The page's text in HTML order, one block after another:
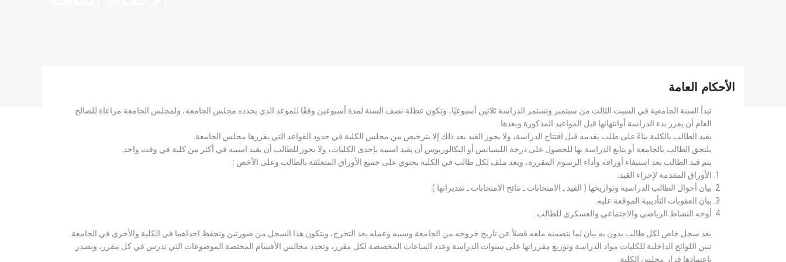
الأحكام العامة
تبدأ السنة الجامعية في السبت الثالث من سبتمبر وتستمر الدراسة ثلاثين أسبوعيًا، وتكون عطلة نصف السنة لمدة أسبوعين وفقًا للموعد الذي يحدده مجلس الجامعة، ولمجلس الجامعة مراعاة للصالح
العام أن يقرر بدء الدراسة أوانتهائها قبل المواعيد المذكورة وبعدها.
يقيد الطالب بالكلية بناءً على طلب يقدمه قبل افتتاح الدراسة، ولا يجوز القيد بعد ذلك إلا بترخيص من مجلس الكلية في حدود القواعد التي يقررها مجلس الجامعة.
يلتحق الطالب بالجامعة أو يتابع الدراسة بها للحصول على درجة الليسانس أو البكالوريوس أن يقيد اسمه بإحدى الكليات، ولا يجوز للطالب أن يقيد اسمه في أكثر من كلية في وقت واحد.
يتم قيد الطالب بعد استيفاء أوراقه وأداء الرسوم المقررة، ويعد ملف لكل طالب في الكلية يحتوي على جميع الأوراق المتعلقة بالطالب وعلى الأخص :
الأوراق المقدمة لإجراء القيد.
بيان أحوال الطالب الدراسية وتواريخها ( القيد ـ الامتحانات ـ نتائح الامتحانات ـ تقديراتها ).
بيان العقوبات التأديبية الموقعة عليه.
أوجه النشاط الرياضي والاجتماعي والعسكري للطالب.
يعد سجل خاص لكل طالب يدون به بيان لما يتضمنه ملفه فضلاً عن تاريخ خروجه من الجامعة وسببه وعمله بعد التخرج، ويتكون هذا السجل من صورتين وتحفظ احداهما في الكلية والأخرى في الجامعة.
تبين اللوائح الداخلية للكليات مواد الدراسة وتوزيع مقرراتها على سنوات الدراسة وعدد الساعات المخصصة لكل مقرر، وتحدد مجالس الأقسام المختصة الموضوعات التي تدرس في كل مقرر، ويصدر
باعتمادها قرار مجلس الكلية.